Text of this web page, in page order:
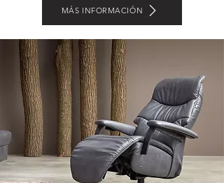
MÁS INFORMACIÓN